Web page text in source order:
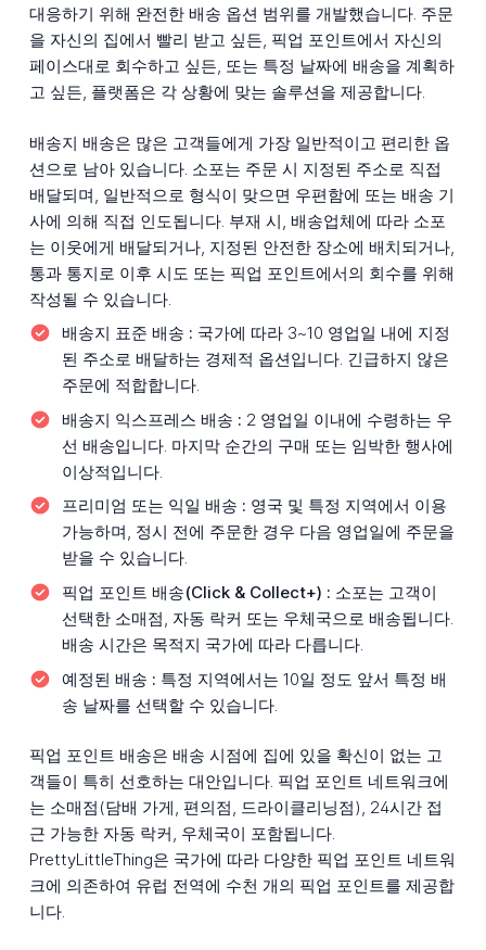
대응하기 위해 완전한 배송 옵션 범위를 개발했습니다. 주문
을 자신의 집에서 빨리 받고 싶든, 픽업 포인트에서 자신의
페이스대로 회수하고 싶든, 또는 특정 날짜에 배송을 계획하
고 싶든, 플랫폼은 각 상황에 맞는 솔루션을 제공합니다.
배송지 배송은 많은 고객들에게 가장 일반적이고 편리한 옵
션으로 남아 있습니다. 소포는 주문 시 지정된 주소로 직접
배달되며, 일반적으로 형식이 맞으면 우편함에 또는 배송 기
사에 의해 직접 인도됩니다. 부재 시, 배송업체에 따라 소포
는 이웃에게 배달되거나, 지정된 안전한 장소에 배치되거나,
통과 통지로 이후 시도 또는 픽업 포인트에서의 회수를 위해
작성될 수 있습니다.
배송지 표준 배송 : 국가에 따라 3~10 영업일 내에 지정
된 주소로 배달하는 경제적 옵션입니다. 긴급하지 않은
주문에 적합합니다.
배송지 익스프레스 배송 : 2 영업일 이내에 수령하는 우
선 배송입니다. 마지막 순간의 구매 또는 임박한 행사에
이상적입니다.
프리미엄 또는 익일 배송 : 영국 및 특정 지역에서 이용
가능하며, 정시 전에 주문한 경우 다음 영업일에 주문을
받을 수 있습니다.
픽업 포인트 배송(Click & Collect+) : 소포는 고객이
선택한 소매점, 자동 락커 또는 우체국으로 배송됩니다.
배송 시간은 목적지 국가에 따라 다릅니다.
예정된 배송 : 특정 지역에서는 10일 정도 앞서 특정 배
송 날짜를 선택할 수 있습니다.
픽업 포인트 배송은 배송 시점에 집에 있을 확신이 없는 고
객들이 특히 선호하는 대안입니다. 픽업 포인트 네트워크에
는 소매점(담배 가게, 편의점, 드라이클리닝점), 24시간 접
근 가능한 자동 락커, 우체국이 포함됩니다.
PrettyLittleThing은 국가에 따라 다양한 픽업 포인트 네트워
크에 의존하여 유럽 전역에 수천 개의 픽업 포인트를 제공합
니다.